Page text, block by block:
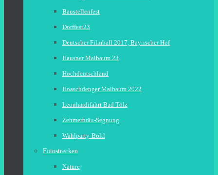
Baustellenfest
Dorffest23
Deutscher Filmball 2017, Bayrischer Hof
Hausner Maibaum 23
Hochdeutschland
Hoaschdenger Maibaum 2022
Leonhardifahrt Bad Tölz
Zehmerbräu-Segnung
Wahlparty-Böltl
Fotostrecken
Nature